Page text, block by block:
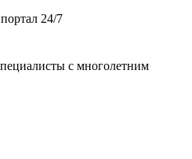
24/7
с многолетним